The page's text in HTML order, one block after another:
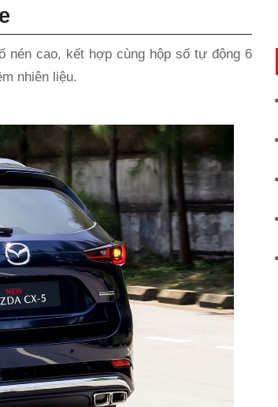
cao, kết hợp cùng hộp số tự động 6
nhiên liệu.